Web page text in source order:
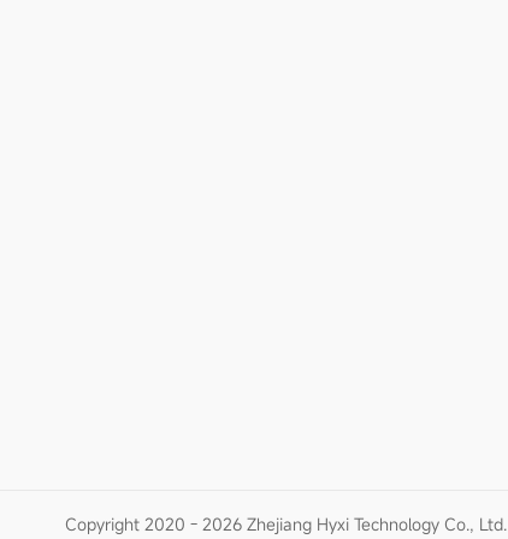
Copyright 2020 - 2026 Zhejiang Hyxi Technology Co., Ltd.